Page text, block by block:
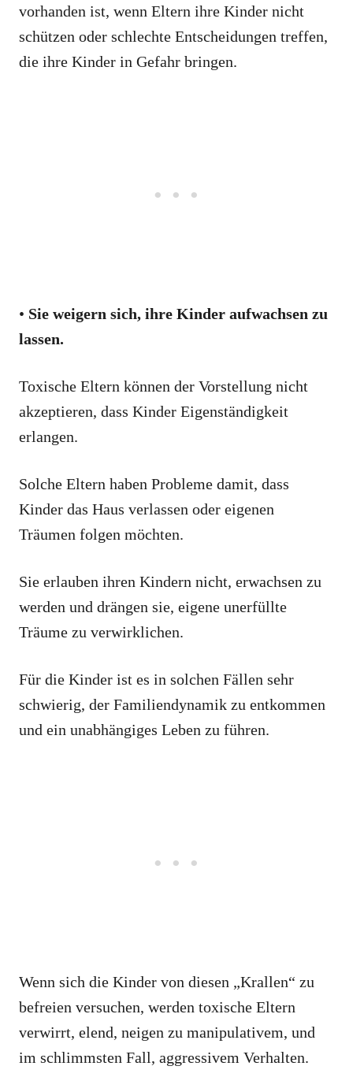
vorhanden ist, wenn Eltern ihre Kinder nicht
schützen oder schlechte Entscheidungen treffen,
die ihre Kinder in Gefahr bringen.
• Sie weigern sich, ihre Kinder aufwachsen zu
lassen.
Toxische Eltern können der Vorstellung nicht
akzeptieren, dass Kinder Eigenständigkeit
erlangen.
Solche Eltern haben Probleme damit, dass
Kinder das Haus verlassen oder eigenen
Träumen folgen möchten.
Sie erlauben ihren Kindern nicht, erwachsen zu
werden und drängen sie, eigene unerfüllte
Träume zu verwirklichen.
Für die Kinder ist es in solchen Fällen sehr
schwierig, der Familiendynamik zu entkommen
und ein unabhängiges Leben zu führen.
Wenn sich die Kinder von diesen „Krallen“ zu
befreien versuchen, werden toxische Eltern
verwirrt, elend, neigen zu manipulativem, und
im schlimmsten Fall, aggressivem Verhalten.